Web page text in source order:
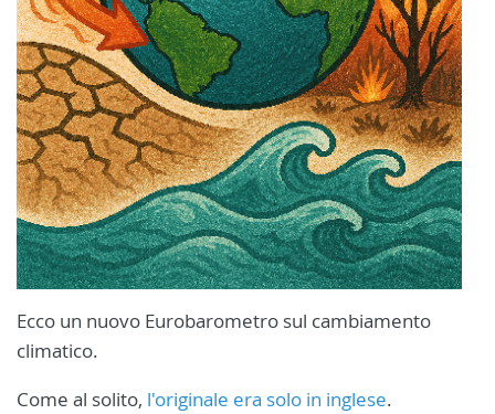
Ecco un nuovo Eurobarometro sul cambiamento
climatico.
Come al solito, l'originale era solo in inglese.